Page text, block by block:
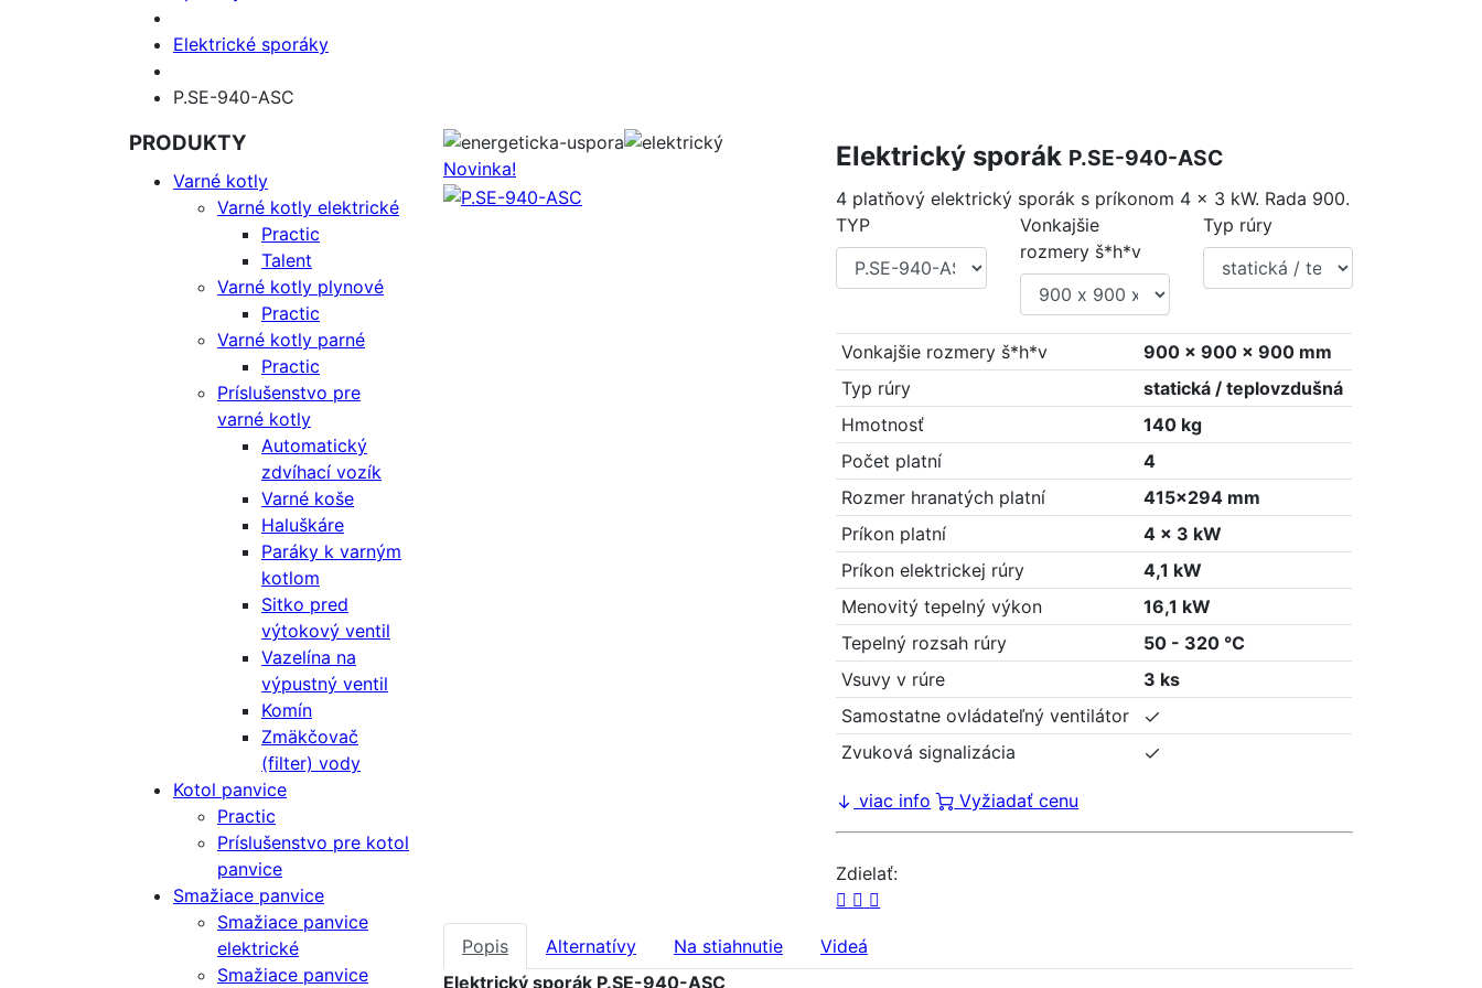
Elektrické sporáky
P.SE-940-ASC
Novinka! Elektrický sporák P.SE-940-ASC
4 platňový elektrický sporák s príkonom 4 x 3 kW. Rada 900.
TYP
Vonkajšie
rozmery š*h*v
Typ rúry
Vonkajšie rozmery š*h*v
900 x 900 x 900 mm
Typ rúry
statická / teplovzdušná
Hmotnosť
140 kg
Počet platní
4
Rozmer hranatých platní
415x294 mm
Príkon platní
4 x 3 kW
Príkon elektrickej rúry
4,1 kW
Menovitý tepelný výkon
16,1 kW
Tepelný rozsah rúry
50 - 320 °C
Vsuvy v rúre
3 ks
Samostatne ovládateľný ventilátor
Zvuková signalizácia
viac info Vyžiadať cenu
Zdielať:
Popis Alternatívy Na stiahnutie
Videá
Elektrický sporák P.SE-940-ASC
PRODUKTY
Varné kotly
Varné kotly elektrické
Practic
Talent
Varné kotly plynové
Practic
Varné kotly parné
Practic
Príslušenstvo pre
varné kotly
Automatický
zdvíhací vozík
Varné koše
Haluškáre
Paráky k varným
kotlom
Sitko pred
výtokový ventil
Vazelína na
výpustný ventil
Komín
Zmäkčovač
(filter) vody
Kotol panvice
Practic
Príslušenstvo pre kotol
panvice
Smažiace panvice
Smažiace panvice
elektrické
Smažiace panvice